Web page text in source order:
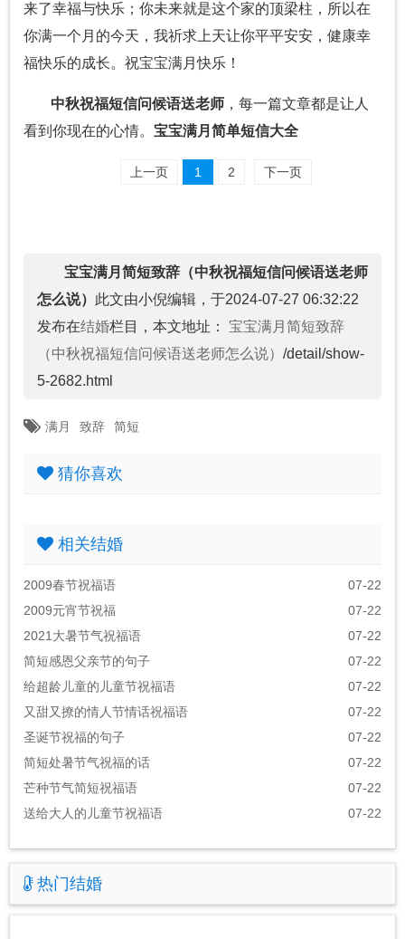
来了幸福与快乐；你未来就是这个家的顶梁柱，所以在
你满一个月的今天，我祈求上天让你平平安安，健康幸
福快乐的成长。祝宝宝满月快乐！
中秋祝福短信问候语送老师 ，每一篇文章都是让人
看到你现在的心情。 宝宝满月简单短信大全
上一页 1 2 下一页
宝宝满月简短致辞（中秋祝福短信问候语送老师
怎么说） 此文由小倪编辑，于2024-07-27 06:32:22
发布在结婚栏目，本文地址：
宝宝满月简短致辞
（中秋祝福短信问候语送老师怎么说） /detail/show-
5-2682.html
满月 致辞 简短
猜你喜欢
相关结婚
2009春节祝福语
07-22
2009元宵节祝福
07-22
2021大暑节气祝福语
07-22
简短感恩父亲节的句子
07-22
给超龄儿童的儿童节祝福语
07-22
又甜又撩的情人节情话祝福语
07-22
圣诞节祝福的句子
07-22
简短处暑节气祝福的话
07-22
芒种节气简短祝福语
07-22
送给大人的儿童节祝福语
07-22
热门结婚